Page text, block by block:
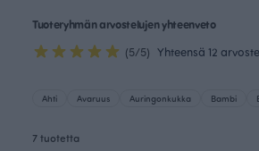
Tuoteryhmän arvostelujen yhteenveto
(5/5) Yhteensä 12
Ahti Avaruus Auringonkukka Bambi
7 tuotetta